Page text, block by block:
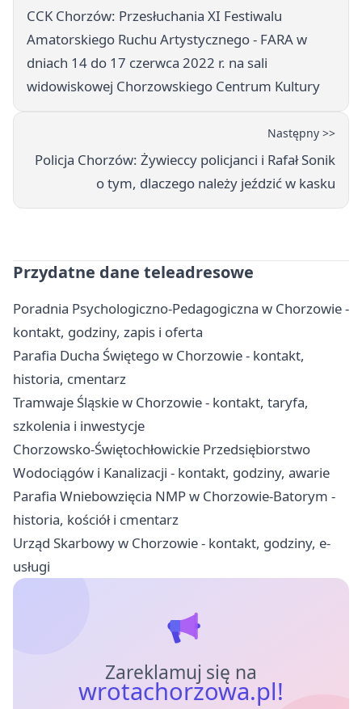
CCK Chorzów: Przesłuchania XI Festiwalu
Amatorskiego Ruchu Artystycznego - FARA w
dniach 14 do 17 czerwca 2022 r. na sali
widowiskowej Chorzowskiego Centrum Kultury
Następny >>
Policja Chorzów: Żywieccy policjanci i Rafał Sonik
o tym, dlaczego należy jeździć w kasku
Przydatne dane teleadresowe
Poradnia Psychologiczno-Pedagogiczna w Chorzowie -
kontakt, godziny, zapis i oferta
Parafia Ducha Świętego w Chorzowie - kontakt,
historia, cmentarz
Tramwaje Śląskie w Chorzowie - kontakt, taryfa,
szkolenia i inwestycje
Chorzowsko-Świętochłowickie Przedsiębiorstwo
Wodociągów i Kanalizacji - kontakt, godziny, awarie
Parafia Wniebowzięcia NMP w Chorzowie-Batorym -
historia, kościół i cmentarz
Urząd Skarbowy w Chorzowie - kontakt, godziny, e-
usługi
Zareklamuj się na
wrotachorzowa.pl!